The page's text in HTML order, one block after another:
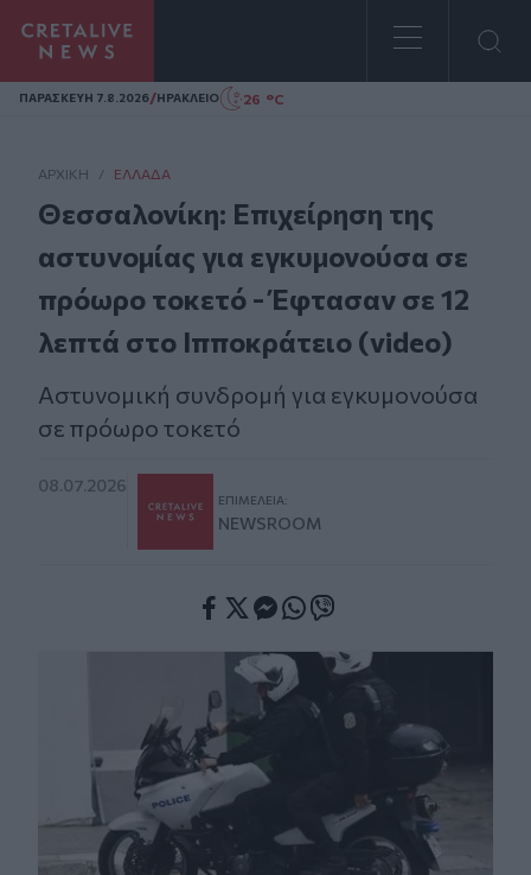
Homepage
ΠΑΡΑΣΚΕΥΗ 7.8.2026/ΗΡΑΚΛΕΙΟ 26 °C
ΑΡΧΙΚΗ / ΕΛΛΆΔΑ
Θεσσαλονίκη: Επιχείρηση της
αστυνομίας για εγκυμονούσα σε
πρόωρο τοκετό - Έφτασαν σε 12
λεπτά στο Ιπποκράτειο (video)
Αστυνομική συνδρομή για εγκυμονούσα
σε πρόωρο τοκετό
08.07.2026
ΕΠΙΜΈΛΕΙΑ:
NEWSROOM